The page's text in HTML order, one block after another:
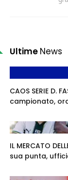
Ultime News
CAOS SERIE D.
campionato,
IL MERCATO
sua punta,